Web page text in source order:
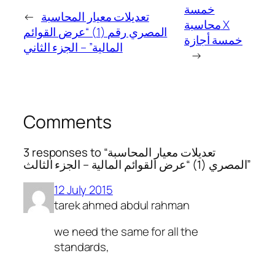
← تعديلات معيار المحاسبة
المصري رقم (1) “عرض القوائم
المالية” – الجزء الثاني
خمسة
محاسبة X
خمسة أجازة
→
Comments
3 responses to “تعديلات معيار المحاسبة
المصري (1) “عرض القوائم المالية – الجزء الثالث”
12 July 2015
tarek ahmed abdul rahman
we need the same for all the
standards,